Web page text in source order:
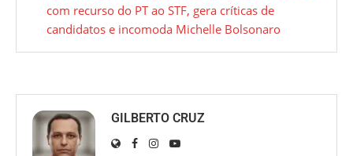
com recurso do PT ao STF, gera críticas de
candidatos e incomoda Michelle Bolsonaro
GILBERTO CRUZ